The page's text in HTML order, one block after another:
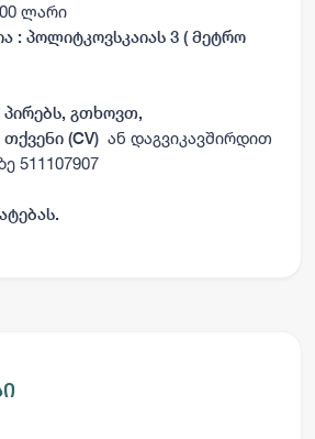
00 ლარი
: პოლიტკოვსკაიას 3 ( მეტრო
პირებს, გთხოვთ,
თქვენი (CV) ან დაგვიკავშირდით
511107907
.